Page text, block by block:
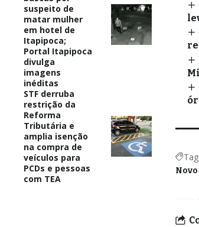
suspeito de
matar mulher
em hotel de
Itapipoca;
Portal Itapipoca
divulga
imagens
inéditas
STF derruba
restrição da
Reforma
Tributária e
amplia isenção
na compra de
veículos para
PCDs e pessoas
com TEA